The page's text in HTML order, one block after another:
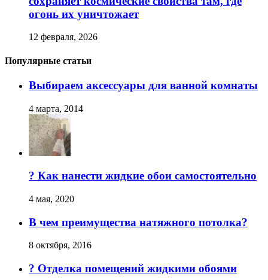
огонь их уничтожает
12 февраля, 2026
Популярные статьи
Выбираем аксессуары для ванной комнаты
4 марта, 2014
? Как нанести жидкие обои самостоятельно
4 мая, 2020
В чем преимущества натяжного потолка?
8 октября, 2016
? Отделка помещений жидкими обоями